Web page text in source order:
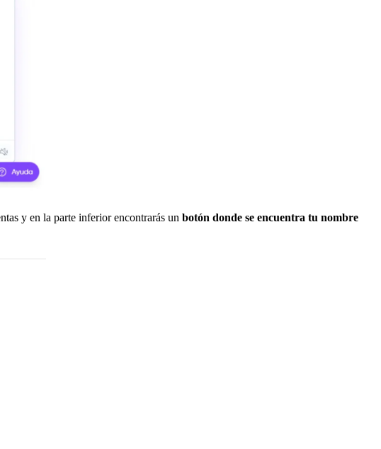
y en la parte inferior encontrarás un botón donde se encuentra tu nombre